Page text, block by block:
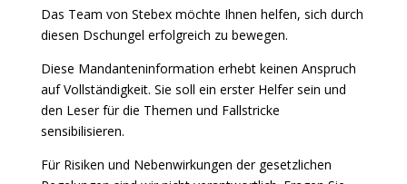
Das Team von Stebex möchte Ihnen helfen, sich durch
diesen Dschungel erfolgreich zu bewegen.
Diese Mandanteninformation erhebt keinen Anspruch
auf Vollständigkeit. Sie soll ein erster Helfer sein und
den Leser für die Themen und Fallstricke
sensibilisieren.
Für Risiken und Nebenwirkungen der gesetzlichen